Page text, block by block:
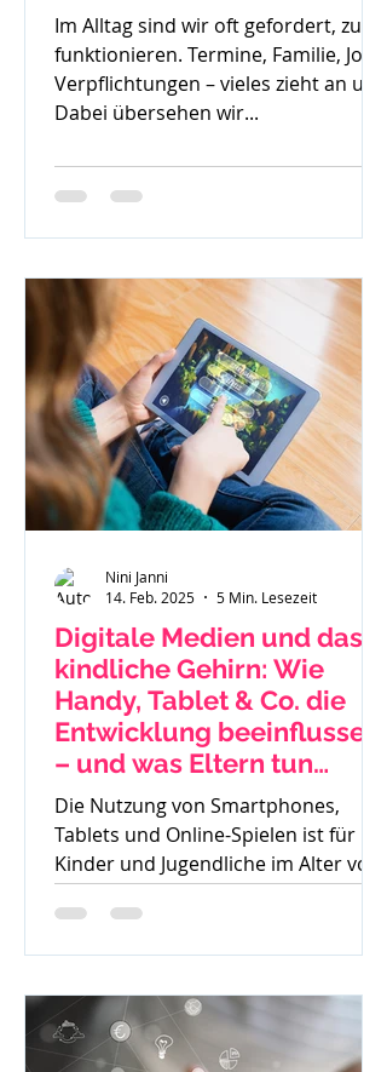
Im Alltag sind wir oft gefordert, zu
funktionieren. Termine, Familie, Job,
Verpflichtungen – vieles zieht an uns.
Dabei übersehen wir...
Digitale Medien und das
kindliche Gehirn: Wie
Handy, Tablet & Co. die
Entwicklung beeinflussen
– und was Eltern tun
können
Die Nutzung von Smartphones,
Tablets und Online-Spielen ist für
Kinder und Jugendliche im Alter von
8 bis 15 Jahren heute
allgegenwärtig....
Nini Janni
14. Feb. 2025
5 Min. Lesezeit